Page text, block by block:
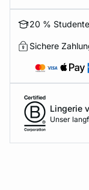
20 %
Sichere
Lingerie
Unser